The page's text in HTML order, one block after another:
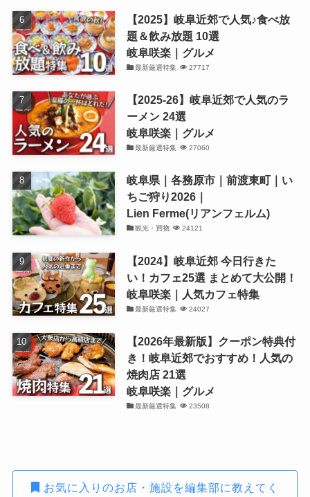
【2025】岐阜近郊で人気♪食べ放
題＆飲み放題 10選
岐阜咲楽｜グルメ
最新厳選特集 27717
【2025-26】岐阜近郊で人気のラ
ーメン 24選
岐阜咲楽｜グルメ
最新厳選特集 27060
岐阜県｜各務原市｜前渡東町｜い
ちご狩り2026｜
Lien Ferme(リアンフェルム)
観光・買物 24121
【2024】岐阜近郊 今日行きた
い！カフェ25選 まとめて大公開！
岐阜咲楽｜人気カフェ特集
最新厳選特集 24027
【2026年最新版】クーポン特典付
き！岐阜近郊でおすすめ！人気の
焼肉店 21選
岐阜咲楽｜グルメ
最新厳選特集 23508
お気に入りのお店・施設を編集部に教えてく